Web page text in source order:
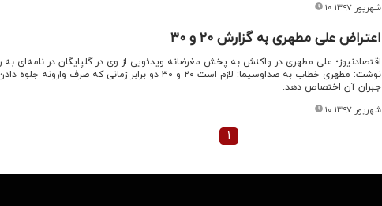
۱۰ شهریور ۱۳۹۷
اعتراض علی مطهری به گزارش ۲۰ و ۳۰
اقتصادنیوز؛ علی مطهری در واکنش به پخش مغرضانه ویدئویی از وی در گلپایگان در نامه‌ای
نوشت: مطهری خطاب به صداوسیما: لازم است ۲۰ و ۳۰ دو برابر زمانی که صرف
جبران آن اختصاص دهد.
۱۰ شهریور ۱۳۹۷
۱